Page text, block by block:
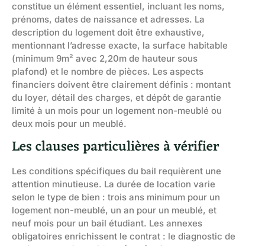
constitue un élément essentiel, incluant les noms,
prénoms, dates de naissance et adresses. La
description du logement doit être exhaustive,
mentionnant l’adresse exacte, la surface habitable
(minimum 9m² avec 2,20m de hauteur sous
plafond) et le nombre de pièces. Les aspects
financiers doivent être clairement définis : montant
du loyer, détail des charges, et dépôt de garantie
limité à un mois pour un logement non-meublé ou
deux mois pour un meublé.
Les clauses particulières à vérifier
Les conditions spécifiques du bail requièrent une
attention minutieuse. La durée de location varie
selon le type de bien : trois ans minimum pour un
logement non-meublé, un an pour un meublé, et
neuf mois pour un bail étudiant. Les annexes
obligatoires enrichissent le contrat : le diagnostic de